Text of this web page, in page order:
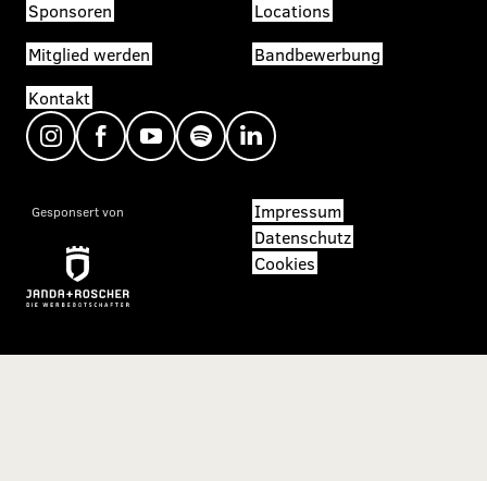
Sponsoren
Locations
Mitglied werden
Bandbewerbung
Kontakt
Gesponsert von
Impressum
Datenschutz
Cookies